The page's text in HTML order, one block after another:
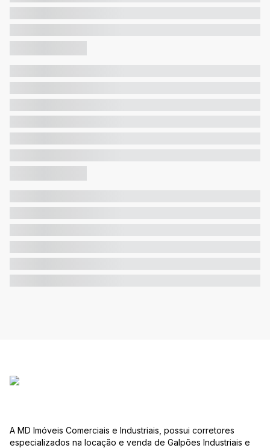
A MD Imóveis Comerciais e Industriais, possui corretores
especializados na locação e venda de Galpões Industriais e